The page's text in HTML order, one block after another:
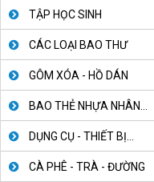
TẬP HỌC SINH
CÁC LOẠI BAO THƯ
GÔM XÓA - HỒ DÁN
BAO THẺ NHỰA NHÂN...
DỤNG CỤ - THIẾT BỊ...
CÀ PHÊ - TRÀ - ĐƯỜNG